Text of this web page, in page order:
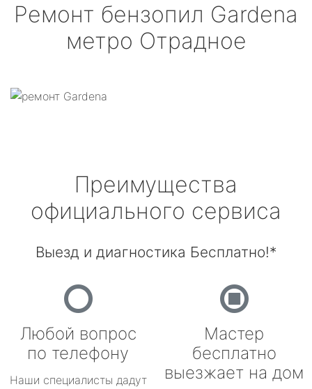
Ремонт бензопил Gardena
метро Отрадное
Преимущества
официального сервиса
Выезд и диагностика Бесплатно!*
Любой вопрос
по телефону
Наши специалисты дадут
Мастер
бесплатно
выезжает на дом